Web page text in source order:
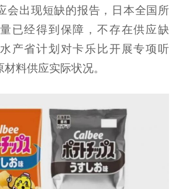
会出现短缺的报告，日本全国所
已经得到保障，不存在供应缺
产省计划对卡乐比开展专项听
材料供应实际状况。